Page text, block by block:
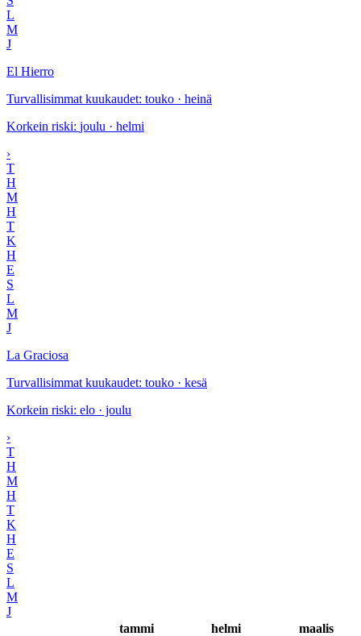
L
M
J
El Hierro
Turvallisimmat kuukaudet: touko · heinä
Korkein riski: joulu · helmi
›
T
H
M
H
T
K
H
E
S
L
M
J
La Graciosa
Turvallisimmat kuukaudet: touko · kesä
Korkein riski: elo · joulu
›
T
H
M
H
T
K
H
E
S
L
M
J
tammi
helmi
maalis